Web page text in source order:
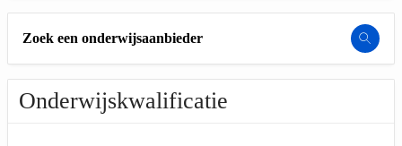
Zoek een onderwijsaanbieder
Onderwijskwalificatie